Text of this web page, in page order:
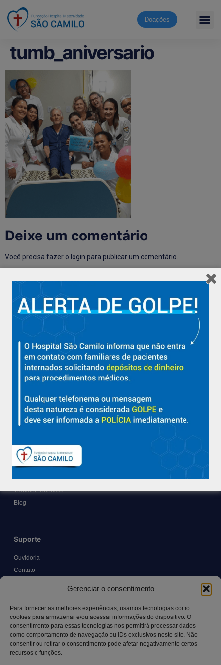
Gerenciar o consentimento
Para fornecer as melhores experiências, usamos tecnologias como
cookies para armazenar e/ou acessar informações do dispositivo. O
consentimento para essas tecnologias nos permitirá processar dados
como comportamento de navegação ou IDs exclusivos neste site. Não
consentir ou retirar o consentimento pode afetar negativamente certos
recursos e funções.
Doações
tumb_aniversario
Deixe um comentário
Você precisa fazer o login para publicar um comentário.
Hospital São Camilo – há mais de 50 anos cuidando da saúde
com qualidade, acolhimento e compromisso com a vida em
Aracruz e região.
Nossa História e Fundador
Diretorias
Políticas e Normas
Trabalhe Conosco
Blog
Suporte
Ouvidoria
Contato
Canal LGPD e Segurança da Informação
Contato